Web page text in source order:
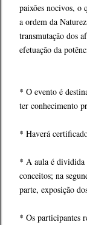
paixões nocivos, o
a ordem da
transmutação dos
efetuação da
* O evento é
ter conhecimento
* Haverá
* A aula é dividida
conceitos; na
parte, exposição
* Os participantes